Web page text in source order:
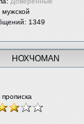
1349
НОХЧОMAN
прописка